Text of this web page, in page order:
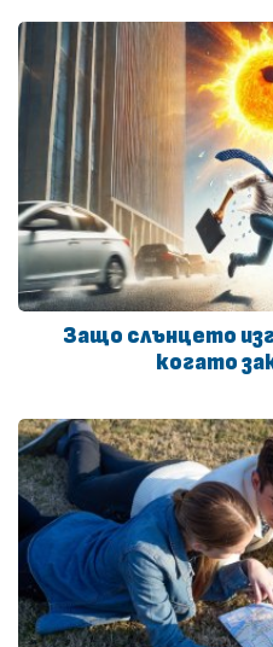
Защо слънцето
когато